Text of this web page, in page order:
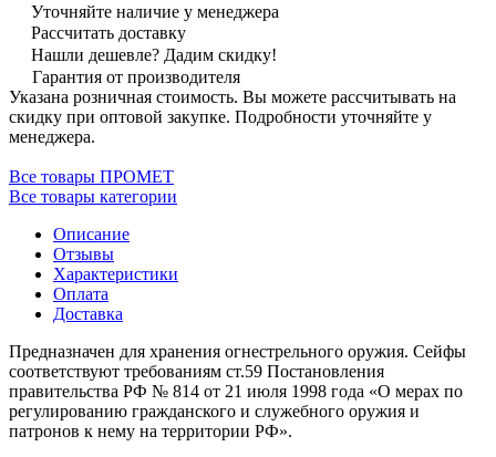
Уточняйте наличие у менеджера
Рассчитать доставку
Нашли дешевле? Дадим скидку!
Гарантия от производителя
Указана розничная стоимость. Вы можете рассчитывать на
скидку при оптовой закупке. Подробности уточняйте у
менеджера.
Все товары ПРОМЕТ
Все товары категории
Описание
Отзывы
Характеристики
Оплата
Доставка
Предназначен для хранения огнестрельного оружия. Сейфы
соответствуют требованиям ст.59 Постановления
правительства РФ № 814 от 21 июля 1998 года «О мерах по
регулированию гражданского и служебного оружия и
патронов к нему на территории РФ».